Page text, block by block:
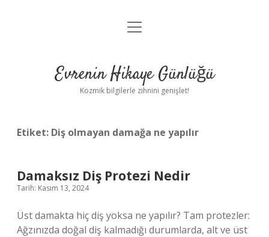
Anasayfa
Yasal Uyarı
menüyü
Evrenin Hikaye Günlüğü
Kozmik bilgilerle zihnini genişlet!
Etiket: Diş olmayan damağa ne yapılır
Damaksız Diş Protezi Nedir
Tarih: Kasım 13, 2024
Üst damakta hiç diş yoksa ne yapılır? Tam protezler:
Ağzınızda doğal diş kalmadığı durumlarda, alt ve üst